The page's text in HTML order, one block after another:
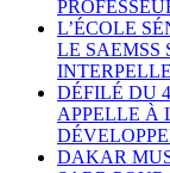
L’ÉCOLE
LE SAEMSS
DÉFILÉ DU
APPELLE À
DAKAR